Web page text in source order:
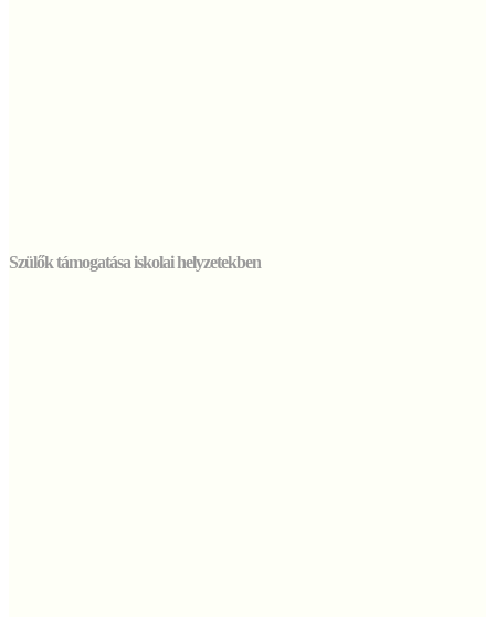
Szülők támogatása iskolai helyzetekben